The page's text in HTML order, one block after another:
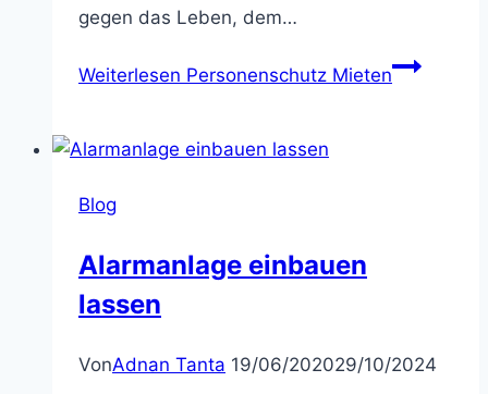
gegen das Leben, dem…
Weiterlesen Personenschutz Mieten
Blog
Alarmanlage einbauen
lassen
VonAdnan Tanta 19/06/202029/10/2024